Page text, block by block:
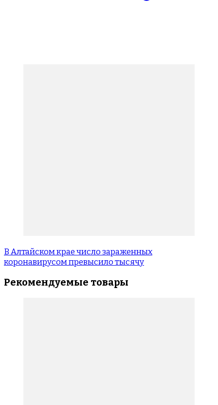
В Алтайском крае число зараженных
коронавирусом превысило тысячу
Рекомендуемые товары